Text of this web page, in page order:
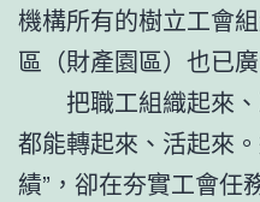
機構所有的樹立工會
區（財產園區）也已
把職工組織起來
都能轉起來、活起來
績”，卻在夯實工會任